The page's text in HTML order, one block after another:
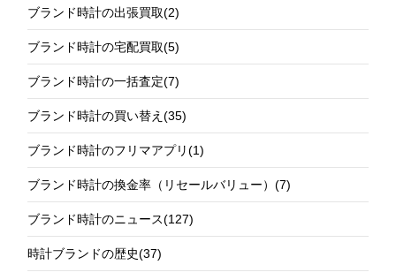
ブランド時計の出張買取(2)
ブランド時計の宅配買取(5)
ブランド時計の一括査定(7)
ブランド時計の買い替え(35)
ブランド時計のフリマアプリ(1)
ブランド時計の換金率（リセールバリュー）(7)
ブランド時計のニュース(127)
時計ブランドの歴史(37)